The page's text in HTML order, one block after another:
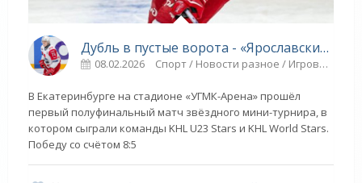
Дубль в пустые ворота - «Ярославский спорт»
08.02.2026 Спорт / Новости разное / Игровые виды спорта / Видео новости
В Екатеринбурге на стадионе «УГМК-Арена» прошёл
первый полуфинальный матч звёздного мини-турнира, в
котором сыграли команды KHL U23 Stars и KHL World Stars.
Победу со счётом 8:5